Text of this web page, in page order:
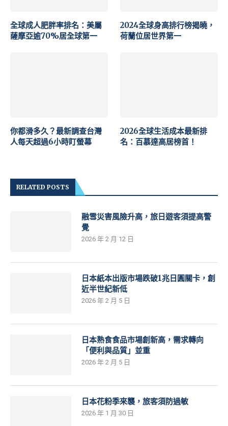
全球成人肥胖率排名：美屬
薩摩亞逾70%居全球第一
2024全球身高排行榜揭曉，
荷蘭位居世界第一
你都滑多久？最新調查台灣
人每天超過6小時盯螢幕
2026全球生活成本最新排
名：百慕達高居榜首！
RELATED POSTS
融雪災害風險升高，旅日遊客須提高警
覺
2026 年 2 月 12 日
日本紙本出版市場跌破1兆日圓關卡，創
近半世紀新低
2026 年 2 月 5 日
日本熟食食品市場創新高，需求轉向
「便利與品質」並重
2026 年 2 月 5 日
日本花粉季來襲，旅客須防過敏
2026 年 1 月 30 日